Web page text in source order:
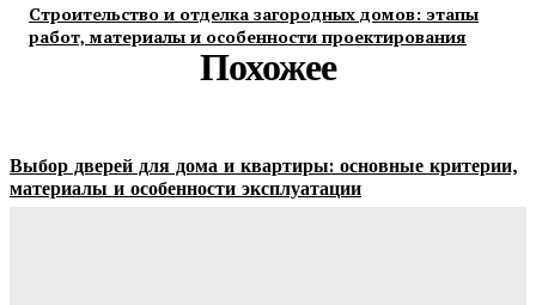
Строительство и отделка загородных домов: этапы
работ, материалы и особенности проектирования
Похожее
Выбор дверей для дома и квартиры: основные критерии,
материалы и особенности эксплуатации